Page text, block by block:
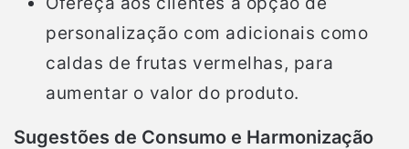
personalização com adicionais como
caldas de frutas vermelhas, para
aumentar o valor do produto.
Sugestões de Consumo e Harmonização